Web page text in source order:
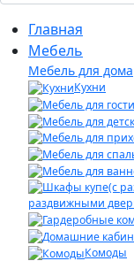
Главная
Мебель
Мебель для дома
Кухни
раздвижными
Комоды